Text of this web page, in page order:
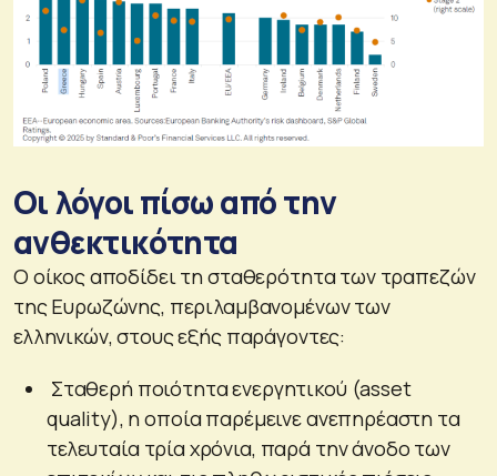
Οι λόγοι πίσω από την
ανθεκτικότητα
Ο οίκος αποδίδει τη σταθερότητα των τραπεζών
της Ευρωζώνης, περιλαμβανομένων των
ελληνικών, στους εξής παράγοντες:
Σταθερή ποιότητα ενεργητικού (asset
quality), η οποία παρέμεινε ανεπηρέαστη τα
τελευταία τρία χρόνια, παρά την άνοδο των